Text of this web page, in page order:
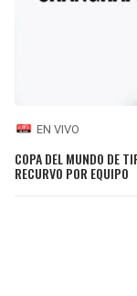
EN VIVO
COPA DEL MUNDO DE
RECURVO POR EQUIPO